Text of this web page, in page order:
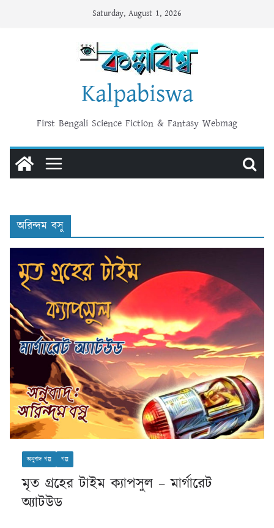
Saturday, August 1, 2026
Kalpabiswa
First Bengali Science Fiction & Fantasy Webmag
অরিন্দম বসু
অনুবাদ গল্প গল্প
মৃত গ্রহের টাইম ক্যাপসুল – মার্গারেট
অ্যাটউড